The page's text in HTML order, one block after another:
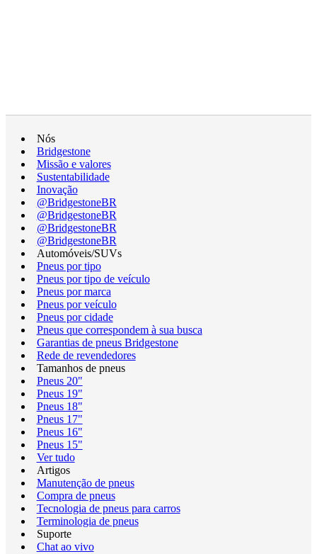
Nós
Bridgestone
Missão e valores
Sustentabilidade
Inovação
@BridgestoneBR
@BridgestoneBR
@BridgestoneBR
@BridgestoneBR
Automóveis/SUVs
Pneus por tipo
Pneus por tipo de veículo
Pneus por marca
Pneus por veículo
Pneus por cidade
Pneus que correspondem à sua busca
Garantias de pneus Bridgestone
Rede de revendedores
Tamanhos de pneus
Pneus 20"
Pneus 19"
Pneus 18"
Pneus 17"
Pneus 16"
Pneus 15"
Ver tudo
Artigos
Manutenção de pneus
Compra de pneus
Tecnologia de pneus para carros
Terminologia de pneus
Suporte
Chat ao vivo